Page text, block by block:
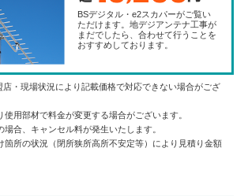
BSデジタル・e2スカパーがご覧い
ただけます。地デジアンテナ工事が
まだでしたら、合わせて行うことを
おすすめしております。
・現場状況により記載価格で対応できない場合がござ
使用部材で料金が変更する場合がございます。
合、キャンセル料が発生いたします。
所の状況（閉所狭所高所不安定等）により見積り金額